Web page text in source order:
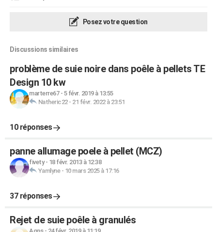
Posez votre question
Discussions similaires
problème de suie noire dans poêle à pellets TE
Design 10 kw
marterre67- 5 févr. 2019 à 13:55
Natheric22- 21 févr. 2022 à 23:51
10 réponses
panne allumage poele à pellet (MCZ)
fivety- 18 févr. 2013 à 12:38
Yamlyne- 10 mars 2025 à 17:16
37 réponses
Rejet de suie poêle à granulés